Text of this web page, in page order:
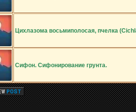
Цихлазома восьмиполосая, пчелка
Сифон. Сифонирование грунта.